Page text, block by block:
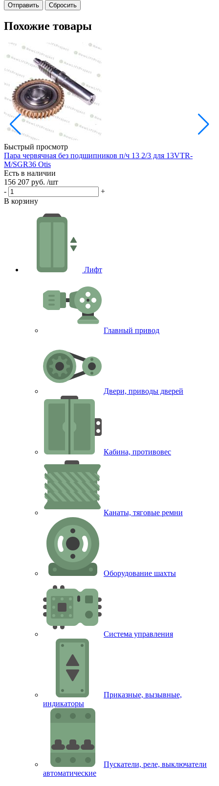
Сбросить
Похожие товары
Быстрый просмотр
Пара червячная без подшипников п/ч 13 2/3 для 13VTR-
M/SGR36 Otis
Есть в наличии
156 207 руб. /шт
-
+
В корзину
Лифт
Главный привод
Двери, приводы дверей
Кабина, противовес
Канаты, тяговые ремни
Оборудование шахты
Система управления
Приказные, вызывные,
индикаторы
Пускатели, реле, выключатели
автоматические